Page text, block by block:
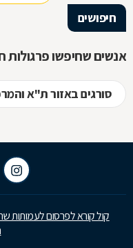
חיפושים
אנשים שחיפשו פרגולות
סורגים באזור ת"א
קול קורא לפרסום לעמותות